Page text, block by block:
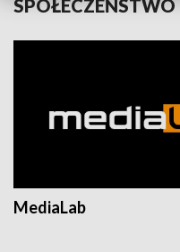
SPOŁECZEŃSTWO
MediaLab